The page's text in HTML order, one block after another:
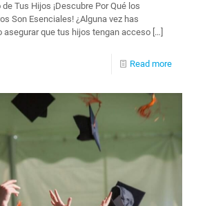
Tus Hijos ¡Descubre Por Qué los
Son Esenciales! ¿Alguna vez has
asegurar que tus hijos tengan acceso […]
Read more